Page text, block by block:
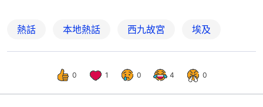
熱話 本地熱話 西九故宮 埃及
0 1 0 4 0